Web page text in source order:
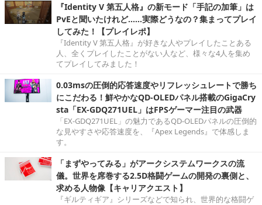
『Identity V 第五人格』の新モード「手記の加筆」は
PvEと聞いたけれど……実際どうなの？集まってプレイ
してみた！【プレイレポ】
『Identity V 第五人格』が好きな人やプレイしたことある
人、全くプレイしたことがない人など、様々な4人を集め
てプレイしてみました！
0.03msの圧倒的応答速度やリフレッシュレートで勝ち
にこだわる！鮮やかなQD-OLEDパネル搭載のGigaCry
sta「EX-GDQ271UEL」はFPSゲーマー注目の武器
「EX-GDQ271UEL」の魅力であるQD-OLEDパネルの圧倒的
な見やすさや応答速度を、『Apex Legends』で体感しま
す。
「まずやってみる」がアークシステムワークスの流
儀。世界を席巻する2.5D格闘ゲームの開発の裏側と、
求める人物像【キャリアクエスト】
『ギルティギア』シリーズなどで知られ、世界的な格闘ゲ